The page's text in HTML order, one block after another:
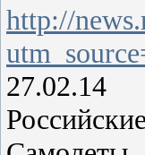
http://
27.02.14